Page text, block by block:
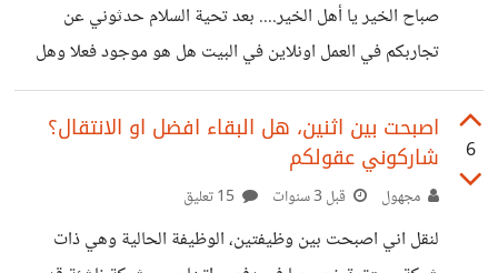
الأخرى؟
صباح الخير يا أهل الخير.... بعد تحية السلام حدثوني عن
تجاربكم في العمل اونلاين في البيت هل هو موجود فعلا وهل
يحقق أرباحا؟؟ وكيف الوصول إلى ذلك؟؟؟ من لديه تجربة
يخبرني عن الطريقة؟؟؟
6
اصبحت بين اثنين، هل البقاء افضل او الانتقال؟
شاركوني عقولكم
مجهول قبل 3 سنوات
لنقل اني اصبحت بين وظيفتين، الوظيفة الحالية وهي ذات